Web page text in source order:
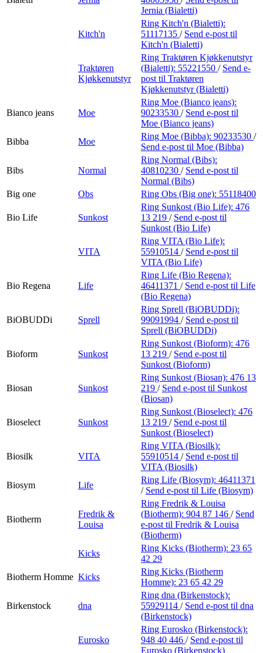
Jernia (Bialetti)
Kitch'n
Ring Kitch'n (Bialetti):
51117135 / Send e-post til
Kitch'n (Bialetti)
Traktøren
Kjøkkenutstyr
Ring Traktøren Kjøkkenutstyr
(Bialetti): 55221550 / Send e-
post til Traktøren
Kjøkkenutstyr (Bialetti)
Bianco jeans Moe
Ring Moe (Bianco jeans):
90233530 / Send e-post til
Moe (Bianco jeans)
Bibba
Moe
Ring Moe (Bibba): 90233530 /
Send e-post til Moe (Bibba)
Bibs Normal
Ring Normal (Bibs):
40810230 / Send e-post til
Normal (Bibs)
Big one
Obs Ring Obs (Big one): 55118400
Bio Life Sunkost
Ring Sunkost (Bio Life): 476
13 219 / Send e-post til
Sunkost (Bio Life)
VITA
Ring VITA (Bio Life):
55910514 / Send e-post til
VITA (Bio Life)
Bio Regena Life
Ring Life (Bio Regena):
46411371 / Send e-post til Life
(Bio Regena)
BiOBUDDi Sprell
Ring Sprell (BiOBUDDi):
99091994 / Send e-post til
Sprell (BiOBUDDi)
Bioform Sunkost
Ring Sunkost (Bioform): 476
13 219 / Send e-post til
Sunkost (Bioform)
Biosan Sunkost
Ring Sunkost (Biosan): 476 13
219 / Send e-post til Sunkost
(Biosan)
Bioselect Sunkost
Ring Sunkost (Bioselect): 476
13 219 / Send e-post til
Sunkost (Bioselect)
Biosilk VITA
Ring VITA (Biosilk):
55910514 / Send e-post til
VITA (Biosilk)
Biosym
Life
Ring Life (Biosym): 46411371
/ Send e-post til Life (Biosym)
Biotherm
Fredrik &
Louisa
Ring Fredrik & Louisa
(Biotherm): 904 87 146 / Send
e-post til Fredrik & Louisa
(Biotherm)
Kicks
Ring Kicks (Biotherm): 23 65
42 29
Biotherm Homme Kicks
Ring Kicks (Biotherm
Homme): 23 65 42 29
Birkenstock dna
Ring dna (Birkenstock):
55929114 / Send e-post til dna
(Birkenstock)
Eurosko
Ring Eurosko (Birkenstock):
948 40 446 / Send e-post til
Eurosko (Birkenstock)